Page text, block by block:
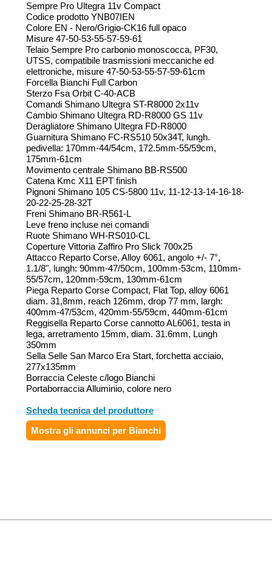
Sempre Pro Ultegra 11v Compact
Codice prodotto YNB07IEN
Colore EN - Nero/Grigio-CK16 full opaco
Misure 47-50-53-55-57-59-61
Telaio Sempre Pro carbonio monoscocca, PF30,
UTSS, compatibile trasmissioni meccaniche ed
elettroniche, misure 47-50-53-55-57-59-61cm
Forcella Bianchi Full Carbon
Sterzo Fsa Orbit C-40-ACB
Comandi Shimano Ultegra ST-R8000 2x11v
Cambio Shimano Ultegra RD-R8000 GS 11v
Deragliatore Shimano Ultegra FD-R8000
Guarnitura Shimano FC-RS510 50x34T, lungh.
pedivella: 170mm-44/54cm, 172.5mm-55/59cm,
175mm-61cm
Movimento centrale Shimano BB-RS500
Catena Kmc X11 EPT finish
Pignoni Shimano 105 CS-5800 11v, 11-12-13-14-16-18-
20-22-25-28-32T
Freni Shimano BR-R561-L
Leve freno incluse nei comandi
Ruote Shimano WH-RS010-CL
Coperture Vittoria Zaffiro Pro Slick 700x25
Attacco Reparto Corse, Alloy 6061, angolo +/- 7°,
1.1/8", lungh: 90mm-47/50cm, 100mm-53cm, 110mm-
55/57cm, 120mm-59cm, 130mm-61cm
Piega Reparto Corse Compact, Flat Top, alloy 6061
diam. 31,8mm, reach 126mm, drop 77 mm, largh:
400mm-47/53cm, 420mm-55/59cm, 440mm-61cm
Reggisella Reparto Corse cannotto AL6061, testa in
lega, arretramento 15mm, diam. 31.6mm, Lungh
350mm
Sella Selle San Marco Era Start, forchetta acciaio,
277x135mm
Borraccia Celeste c/logo Bianchi
Portaborraccia Alluminio, colore nero
Scheda tecnica del produttore
Mostra gli annunci per Bianchi